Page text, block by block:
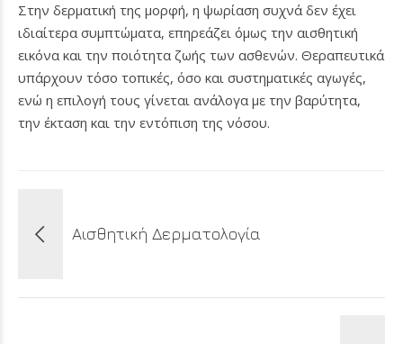
Στην δερματική της μορφή, η ψωρίαση συχνά δεν έχει
ιδιαίτερα συμπτώματα, επηρεάζει όμως την αισθητική
εικόνα και την ποιότητα ζωής των ασθενών. Θεραπευτικά
υπάρχουν τόσο τοπικές, όσο και συστηματικές αγωγές,
ενώ η επιλογή τους γίνεται ανάλογα με την βαρύτητα,
την έκταση και την εντόπιση της νόσου.
Αισθητική Δερματολογία